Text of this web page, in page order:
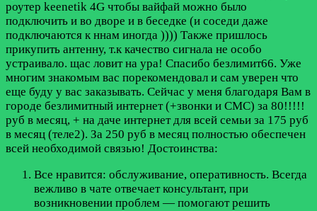
роутер keenetik 4G чтобы вайфай можно было
подключить и во дворе и в беседке (и соседи даже
подключаются к ннам иногда )))) Также пришлось
прикупить антенну, т.к качество сигнала не особо
устраивало. щас ловит на ура! Спасибо безлимит66. Уже
многим знакомым вас порекомендовал и сам уверен что
еще буду у вас заказывать. Сейчас у меня благодаря Вам в
городе безлимитный интернет (+звонки и СМС) за 80!!!!!
руб в месяц, + на даче интернет для всей семьи за 175 руб
в месяц (теле2). За 250 руб в месяц полностью обеспечен
всей необходимой связью! Достоинства:
Все нравится: обслуживание, оперативность. Всегда
вежливо в чате отвечает консультант, при
возникновении проблем — помогают решить